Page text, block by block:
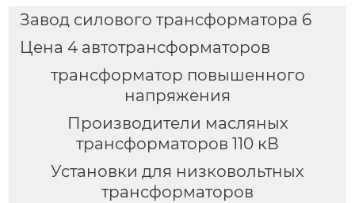
Завод силового трансформатора 6
Цена 4 автотрансформаторов
трансформатор повышенного
напряжения
Производители масляных
трансформаторов 110 кВ
Установки для низковольтных
трансформаторов